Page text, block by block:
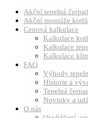
Akční tepelná
Akční montáže kotlů
Cenová kalkulace
Kalkulace
Kalkulace
Kalkulace
FAQ
Výhody
Historie a
Tepelná
Novinky a
O nás